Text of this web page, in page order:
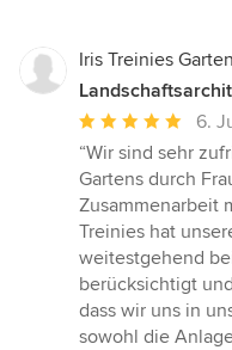
Iris Treinies
Durchschnittliche
Bewertung:
5
von
5
Sternen
6.
“Wir sind sehr
Gartens durch
Zusammenarbeit
Treinies hat
weitestgehend
berücksichtigt
dass wir uns in
sowohl die